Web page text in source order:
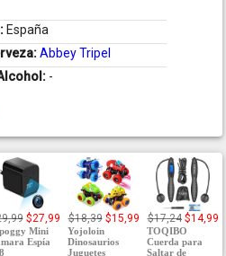
España
Abbey Tripel
-
$27,99
Mini
Espía
$18,39 $15,99
Yojoloin
Dinosaurios
Juguetes
$17,24 $14,99
TOQIBO
Cuerda para
Saltar de